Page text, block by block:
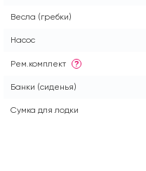
Весла (гребки)
Насос
Рем.комплект ?
Банки (сиденья)
Сумка для лодки